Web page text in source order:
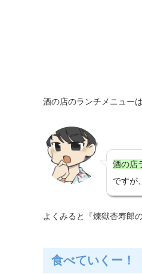
酒の店のランチメニュー
酒の店
ですが
よくみると『煉獄杏寿郎
食べていくー！